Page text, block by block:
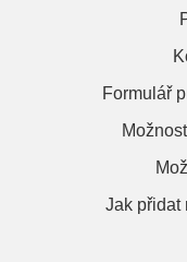
Formulář
Jak přidat